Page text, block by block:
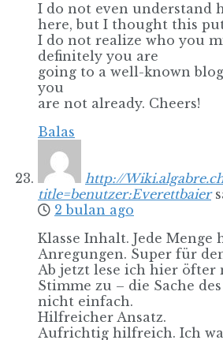
I do not even understand
here, but I thought this
I do not realize who you
definitely you are
going to a well-known
you
are not already. Cheers!
Balas
http://
title=benutzer:Everettbaier
2 bulan ago
Klasse Inhalt. Jede Menge
Anregungen. Super für
Ab jetzt lese ich hier öfter
Stimme zu – die Sache
nicht einfach.
Hilfreicher Ansatz.
Aufrichtig hilfreich. Ich